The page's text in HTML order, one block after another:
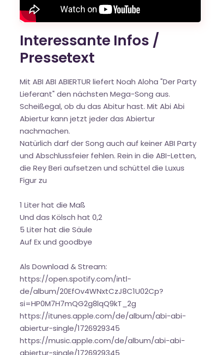
Interessante Infos /
Pressetext
Mit ABI ABI ABIERTUR liefert Noah Aloha "Der Party
Lieferant" den nächsten Mega-Song aus.
Scheißegal, ob du das Abitur hast. Mit Abi Abi
Abiertur kann jetzt jeder das Abiertur
nachmachen.
Natürlich darf der Song auch auf keiner ABI Party
und Abschlussfeier fehlen. Rein in die ABI-Letten,
die Rey Beri aufsetzen und schüttel die Luxus
Figur zu
1 Liter hat die Maß
Und das Kölsch hat 0,2
5 Liter hat die Säule
Auf Ex und goodbye
Als Download & Stream:
https://open.spotify.com/intl-
de/album/20EfOv4WNxtCzJ8C1U02Cp?
si=HP0M7H7mQG2g8lqQ9kT_2g
https://itunes.apple.com/de/album/abi-abi-
abiertur-single/1726929345
https://music.apple.com/de/album/abi-abi-